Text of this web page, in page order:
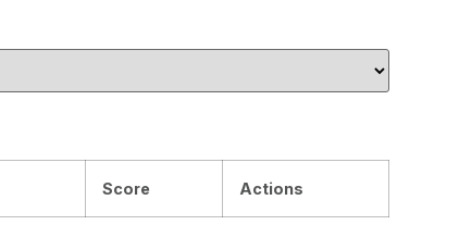
Score Actions